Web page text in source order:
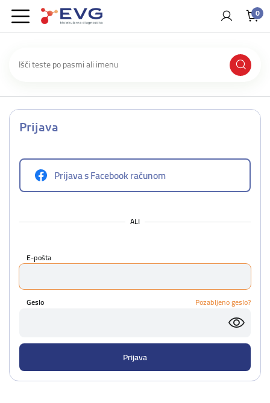
0
Prijava
Prijava s Facebook računom
ALI
E-pošta
Geslo Pozabljeno geslo?